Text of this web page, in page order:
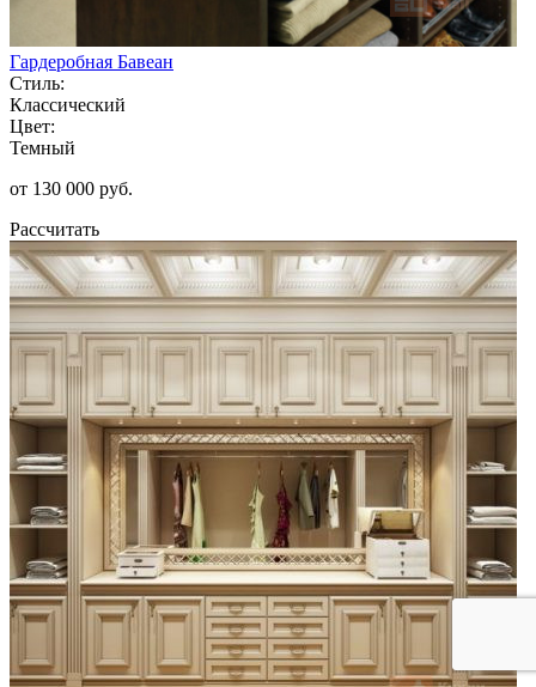
Гардеробная Бавеан
Стиль:
Классический
Цвет:
Темный
от 130 000 руб.
Рассчитать